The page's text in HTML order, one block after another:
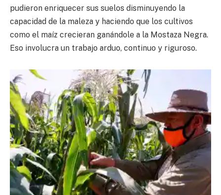
pudieron enriquecer sus suelos disminuyendo la
capacidad de la maleza y haciendo que los cultivos
como el maíz crecieran ganándole a la Mostaza Negra.
Eso involucra un trabajo arduo, continuo y riguroso.